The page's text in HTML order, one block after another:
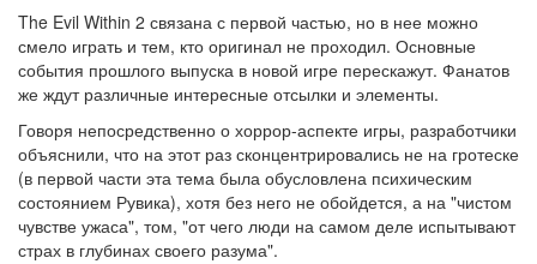
The Evil Within 2 связана с первой частью, но в нее можно
смело играть и тем, кто оригинал не проходил. Основные
события прошлого выпуска в новой игре перескажут. Фанатов
же ждут различные интересные отсылки и элементы.
Говоря непосредственно о хоррор-аспекте игры, разработчики
объяснили, что на этот раз сконцентрировались не на гротеске
(в первой части эта тема была обусловлена психическим
состоянием Рувика), хотя без него не обойдется, а на "чистом
чувстве ужаса", том, "от чего люди на самом деле испытывают
страх в глубинах своего разума".